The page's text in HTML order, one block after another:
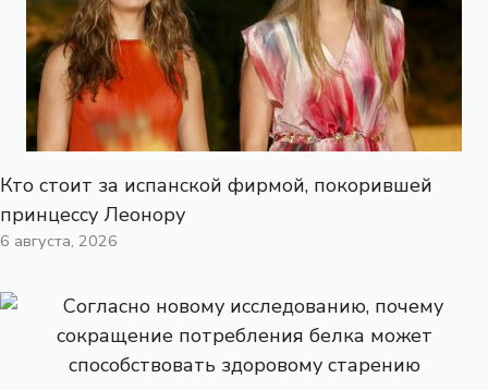
Кто стоит за испанской фирмой, покорившей
принцессу Леонору
6 августа, 2026